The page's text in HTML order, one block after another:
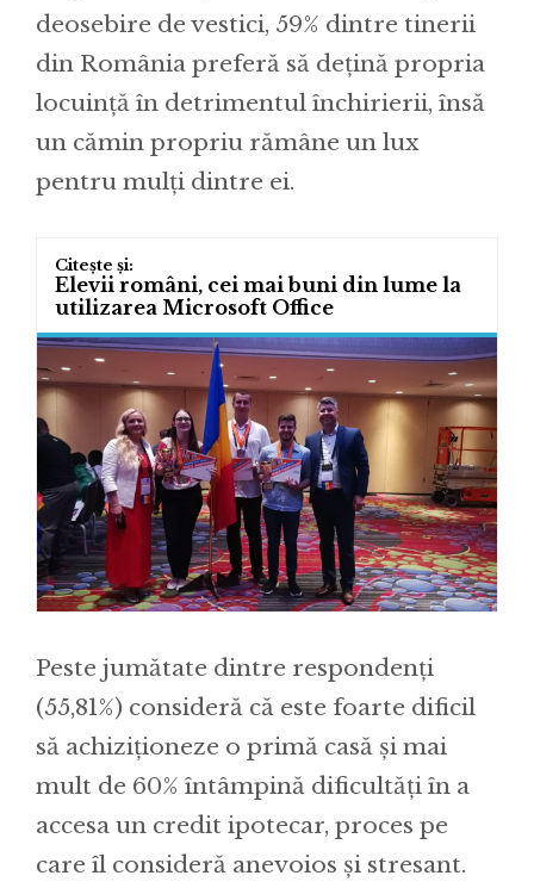
deosebire de vestici, 59% dintre tinerii
din România preferă să dețină propria
locuință în detrimentul închirierii, însă
un cămin propriu rămâne un lux
pentru mulți dintre ei.
Elevii români, cei mai buni din lume la
utilizarea Microsoft Office
Peste jumătate dintre respondenți
(55,81%) consideră că este foarte dificil
să achiziționeze o primă casă și mai
mult de 60% întâmpină dificultăți în a
accesa un credit ipotecar, proces pe
care îl consideră anevoios și stresant.